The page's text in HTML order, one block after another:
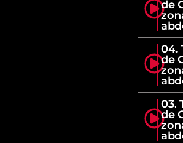
de
04.
de
03.
de